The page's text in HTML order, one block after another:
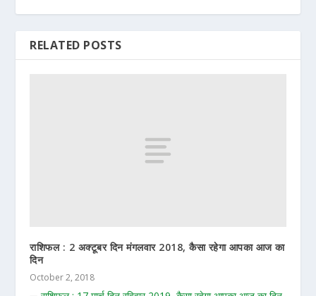
RELATED POSTS
राशिफल : 2 अक्टूबर दिन मंगलवार 2018, कैसा रहेगा आपका आज का
दिन
October 2, 2018